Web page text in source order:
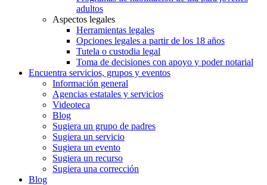
adultos
Aspectos legales
Herramientas legales
Opciones legales a partir de los 18 años
Tutela o custodia legal
Toma de decisiones con apoyo y poder notarial
Encuentra servicios, grupos y eventos
Información general
Agencias estatales y servicios
Videoteca
Blog
Sugiera un grupo de padres
Sugiera un servicio
Sugiera un evento
Sugiera un recurso
Sugiera una corrección
Blog